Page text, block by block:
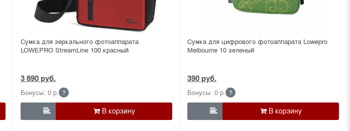
Сумка для зеркального фотоаппарата
LOWEPRO StreamLine 100 красный
3 890 руб.
Бонусы: 0 р. ?

Сумка для цифрового фотоаппарата Lowepro
Melbourne 10 зеленый
390 руб.
Бонусы: 0 р. ?
